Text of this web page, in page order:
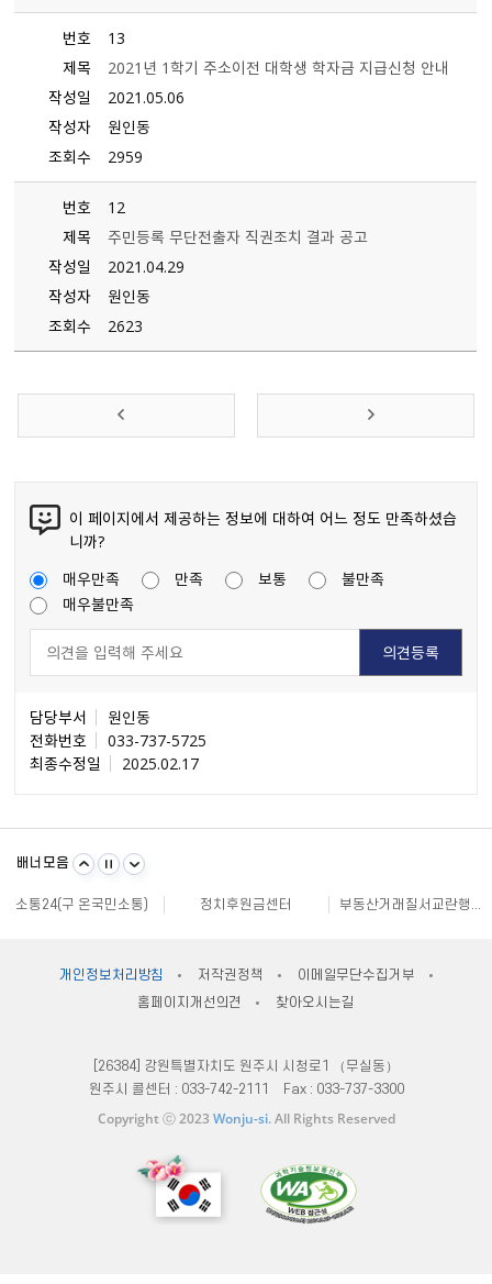
번호
13
제목
2021년 1학기 주소이전 대학생 학자금 지급신청 안내
작성일
2021.05.06
작성자
원인동
조회수
2959
번호
12
제목
주민등록 무단전출자 직권조치 결과 공고
작성일
2021.04.29
작성자
원인동
조회수
2623
이 페이지에서 제공하는 정보에 대하여 어느 정도 만족하셨습
니까?
매우만족
만족 보통
불만족
매우불만족
담당부서
원인동
전화번호
033-737-5725
최종수정일
2025.02.17
배너모음
강원일자리정보망
소통24(구 온국민소통)
정치후원금센터
안전신문고
내고장알리미
한국사회적기업진흥원
쌀직불금 정보공개
개인정보처리방침 저작권정책
이메일무단수집거부
홈페이지개선의견
찾아오시는길
[26384] 강원특별자치도 원주시 시청로1 （무실동）
원주시 콜센터 : 033-742-2111 Fax : 033-737-3300
Copyright ⓒ 2023 Wonju-si. All Rights Reserved